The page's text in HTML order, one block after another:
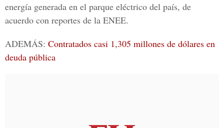
energía generada en el parque eléctrico del país, de
acuerdo con reportes de la ENEE.
ADEMÁS: Contratados casi 1,305 millones de dólares en
deuda pública